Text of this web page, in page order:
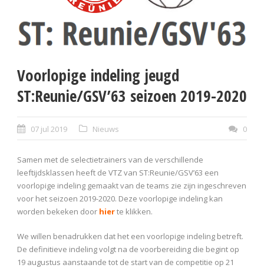
Voorlopige indeling jeugd
ST:Reunie/GSV’63 seizoen 2019-2020
07 jul 2019 Nieuws 0
Samen met de selectietrainers van de verschillende
leeftijdsklassen heeft de VTZ van ST:Reunie/GSV’63 een
voorlopige indeling gemaakt van de teams zie zijn ingeschreven
voor het seizoen 2019-2020. Deze voorlopige indeling kan
worden bekeken door hierte klikken.
We willen benadrukken dat het een voorlopige indeling betreft.
De definitieve indeling volgt na de voorbereiding die begint op
19 augustus aanstaande tot de start van de competitie op 21